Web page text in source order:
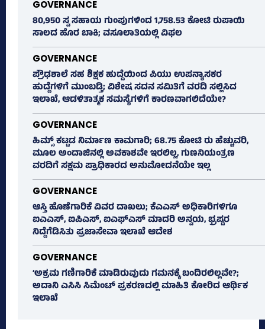
GOVERNANCE
80,950 ಸ್ವ ಸಹಾಯ ಗುಂಪುಗಳಿಂದ 1,758.53 ಕೋಟಿ ರುಪಾಯಿ
ಸಾಲದ ಹೊರ ಬಾಕಿ; ವಸೂಲಾತಿಯಲ್ಲಿ ವಿಫಲ
GOVERNANCE
ಪ್ರೌಢಶಾಲೆ ಸಹ ಶಿಕ್ಷಕ ಹುದ್ದೆಯಿಂದ ಪಿಯು ಉಪನ್ಯಾಸಕರ
ಹುದ್ದೆಗಳಿಗೆ ಮುಂಬಡ್ತಿ; ವಿಶೇಷ ಸದನ ಸಮಿತಿಗೆ ವರದಿ ಸಲ್ಲಿಸಿದ
ಇಲಾಖೆ, ಆಡಳಿತಾತ್ಮಕ ಸಮಸ್ಯೆಗಳಿಗೆ ಕಾರಣವಾಗಲಿದೆಯೇ?
GOVERNANCE
ಹಿಮ್ಸ್‌ ಕಟ್ಟಡ ನಿರ್ಮಾಣ ಕಾಮಗಾರಿ; 68.75 ಕೋಟಿ ರು ಹೆಚ್ಚುವರಿ,
ಮೂಲ ಅಂದಾಜಿನಲ್ಲಿ ಅವಕಾಶವೇ ಇರಲಿಲ್ಲ, ಗುಣನಿಯಂತ್ರಣ
ವರದಿಗೆ ಸಕ್ಷಮ ಪ್ರಾಧಿಕಾರದ ಅನುಮೋದನೆಯೇ ಇಲ್ಲ
GOVERNANCE
ಆಸ್ತಿ ಹೊಣೆಗಾರಿಕೆ ವಿವರ ದಾಖಲು; ಕೆಎಎಸ್ ಅಧಿಕಾರಿಗಳಿಗೂ
ಐಎಎಸ್‌, ಐಪಿಎಸ್‌, ಐಎಫ್‌ಎಸ್‌ ಮಾದರಿ ಅನ್ವಯ, ಭ್ರಷ್ಟರ
ನಿದ್ದೆಗೆಡಿಸಿತು ಪ್ರಜಾಸೇವಾ ಇಲಾಖೆ ಆದೇಶ
GOVERNANCE
‘ಅಕ್ರಮ ಗಣಿಗಾರಿಕೆ ಮಾಡಿರುವುದು ಗಮನಕ್ಕೆ ಬಂದಿರಲಿಲ್ಲವೇ?;
ಅದಾನಿ ಎಸಿಸಿ ಸಿಮೆಂಟ್ ಪ್ರಕರಣದಲ್ಲಿ ಮಾಹಿತಿ ಕೋರಿದ ಆರ್ಥಿಕ
ಇಲಾಖೆ